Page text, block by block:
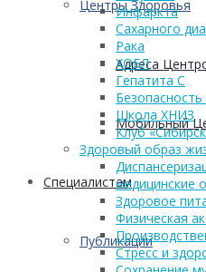
Центры Здоровья
Адреса
Мобильный
Cпециалистам
Публикации
Инфаркта
Сахарного
Рака
ХОБЛ
Гепатита С
Школа ХНИЗ
Клуб
Здоровый образ
медицинские
Здоровое
Физическая
Стресс и